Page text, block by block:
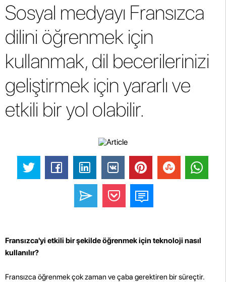
Sosyal medyayı Fransızca
dilini öğrenmek için
kullanmak, dil becerilerinizi
geliştirmek için yararlı ve
etkili bir yol olabilir.
Fransızca'yi etkili bir şekilde öğrenmek için teknoloji nasıl
kullanılır?
Fransızca öğrenmek çok zaman ve çaba gerektiren bir süreçtir.